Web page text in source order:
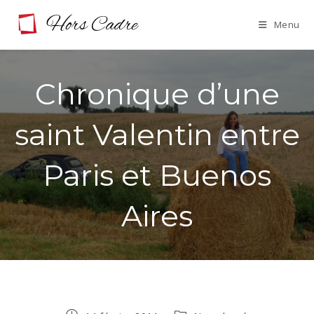
Menu
Chronique d’une
saint Valentin entre
Paris et Buenos
Aires